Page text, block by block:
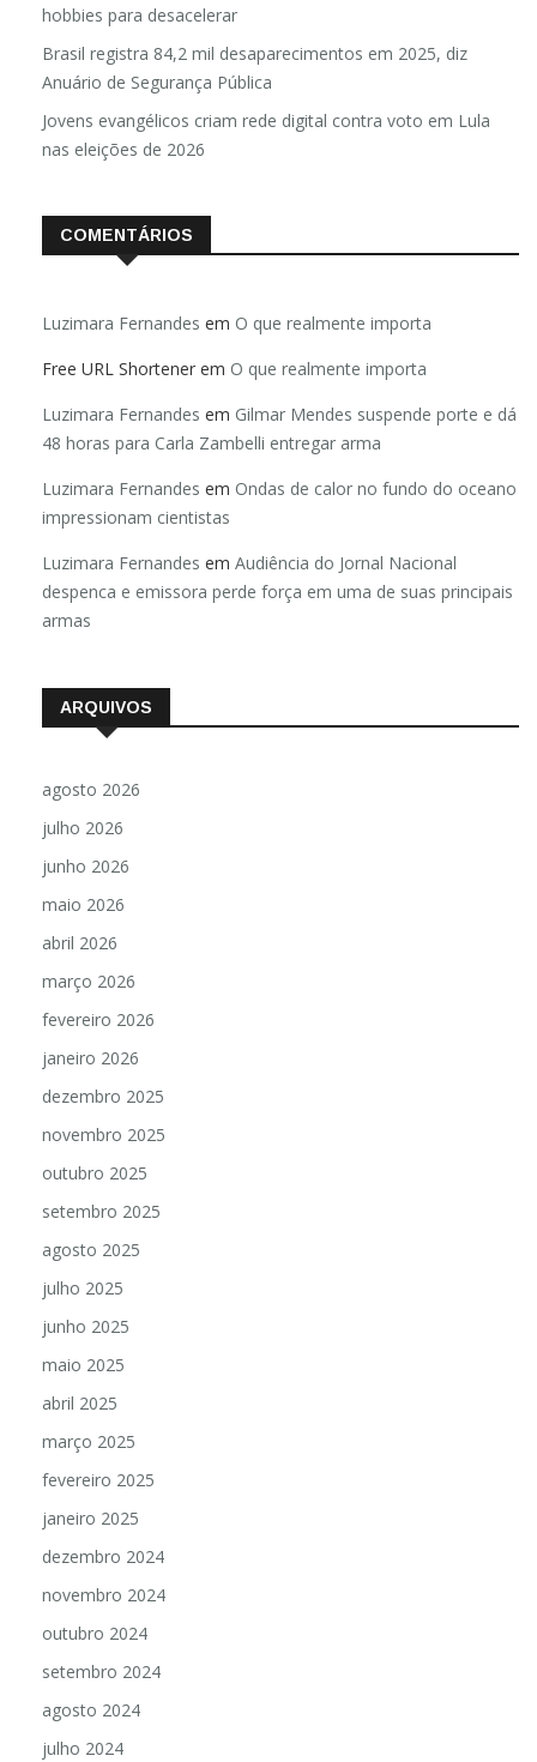
hobbies para desacelerar
Brasil registra 84,2 mil desaparecimentos em 2025, diz
Anuário de Segurança Pública
Jovens evangélicos criam rede digital contra voto em Lula
nas eleições de 2026
COMENTÁRIOS
Luzimara Fernandes em O que realmente importa
Free URL Shortener em O que realmente importa
Luzimara Fernandes em Gilmar Mendes suspende porte e dá
48 horas para Carla Zambelli entregar arma
Luzimara Fernandes em Ondas de calor no fundo do oceano
impressionam cientistas
Luzimara Fernandes em Audiência do Jornal Nacional
despenca e emissora perde força em uma de suas principais
armas
ARQUIVOS
agosto 2026
julho 2026
junho 2026
maio 2026
abril 2026
março 2026
fevereiro 2026
janeiro 2026
dezembro 2025
novembro 2025
outubro 2025
setembro 2025
agosto 2025
julho 2025
junho 2025
maio 2025
abril 2025
março 2025
fevereiro 2025
janeiro 2025
dezembro 2024
novembro 2024
outubro 2024
setembro 2024
agosto 2024
julho 2024